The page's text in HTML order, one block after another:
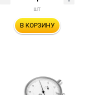
шт
В КОРЗИНУ